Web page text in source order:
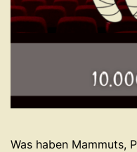
Was haben Mammuts,